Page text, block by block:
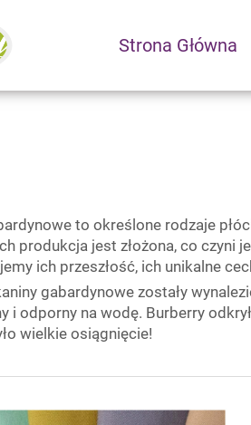
Strona Główna
to określone rodzaje
produkcja jest złożona, co czyni
ich przeszłość, ich unikalne
gabardynowe zostały
i odporny na wodę. Burberry
wielkie osiągnięcie!